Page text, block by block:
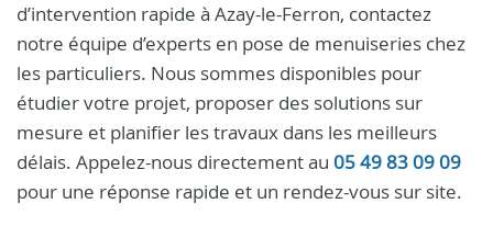
d’intervention rapide à Azay-le-Ferron, contactez
notre équipe d’experts en pose de menuiseries chez
les particuliers. Nous sommes disponibles pour
étudier votre projet, proposer des solutions sur
mesure et planifier les travaux dans les meilleurs
délais. Appelez-nous directement au 05 49 83 09 09
pour une réponse rapide et un rendez-vous sur site.